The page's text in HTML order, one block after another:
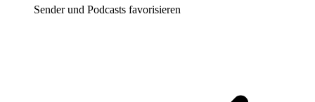
Sender und Podcasts favorisieren